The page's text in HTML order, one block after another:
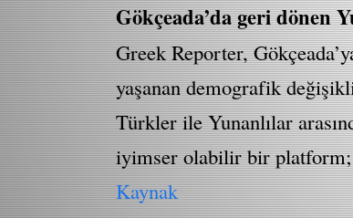
Gökçeada’da geri dönen
Greek Reporter,
yaşanan demografik
Türkler ile Yunanlılar
iyimser olabilir bir platform;
Kaynak